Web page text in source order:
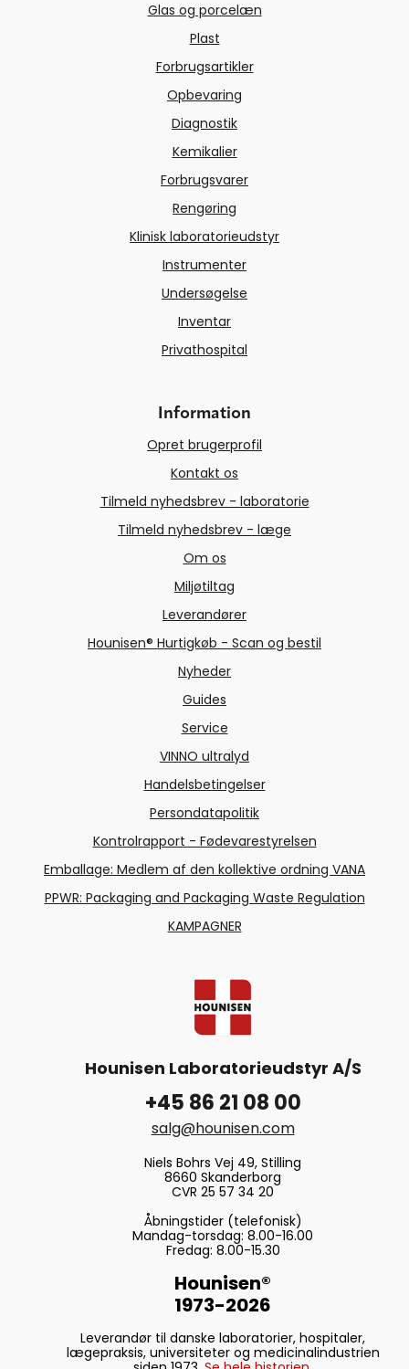
Glas og porcelæn
Plast
Forbrugsartikler
Opbevaring
Diagnostik
Kemikalier
Forbrugsvarer
Rengøring
Klinisk laboratorieudstyr
Instrumenter
Undersøgelse
Inventar
Privathospital
Information
Opret brugerprofil
Kontakt os
Tilmeld nyhedsbrev - laboratorie
Tilmeld nyhedsbrev - læge
Om os
Miljøtiltag
Leverandører
Hounisen® Hurtigkøb - Scan og bestil
Nyheder
Guides
Service
VINNO ultralyd
Handelsbetingelser
Persondatapolitik
Kontrolrapport - Fødevarestyrelsen
Emballage: Medlem af den kollektive ordning VANA
PPWR: Packaging and Packaging Waste Regulation
KAMPAGNER
Hounisen Laboratorieudstyr A/S
+45 86 21 08 00
salg@hounisen.com
Niels Bohrs Vej 49, Stilling
8660 Skanderborg
CVR 25 57 34 20
Åbningstider (telefonisk)
Mandag-torsdag: 8.00-16.00
Fredag: 8.00-15.30
Hounisen®
1973-2026
Leverandør til danske laboratorier, hospitaler,
lægepraksis, universiteter og medicinalindustrien